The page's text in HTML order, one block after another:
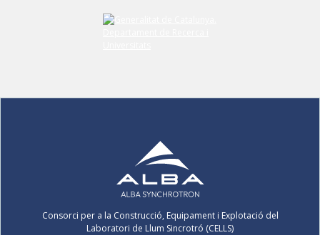
Consorci per a la Construcció, Equipament i Explotació del
Laboratori de Llum Sincrotró (CELLS)